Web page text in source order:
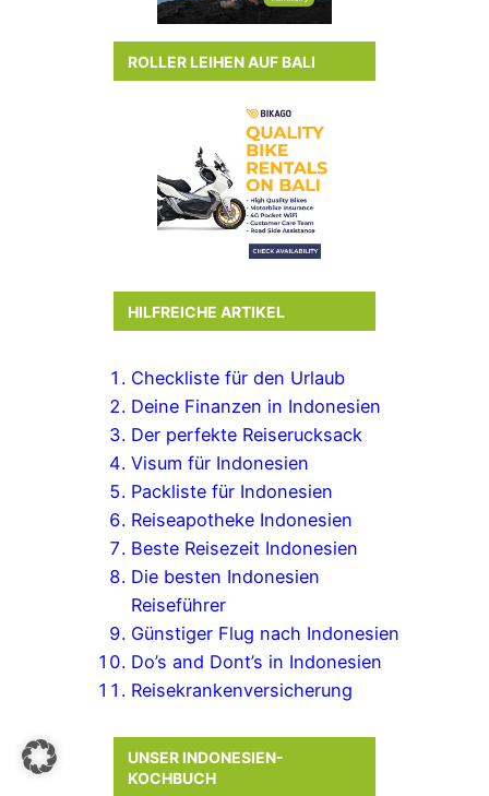
ROLLER LEIHEN AUF BALI
HILFREICHE ARTIKEL
Checkliste für den Urlaub
Deine Finanzen in Indonesien
Der perfekte Reiserucksack
Visum für Indonesien
Packliste für Indonesien
Reiseapotheke Indonesien
Beste Reisezeit Indonesien
Die besten Indonesien
Reiseführer
Günstiger Flug nach Indonesien
Do’s and Dont’s in Indonesien
Reisekrankenversicherung
UNSER INDONESIEN-
KOCHBUCH